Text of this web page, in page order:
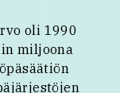
oli 1990
miljoona